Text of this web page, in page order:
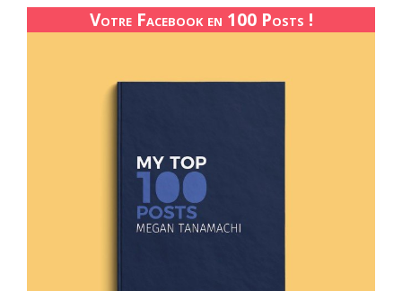
Votre Facebook en 100 Posts !